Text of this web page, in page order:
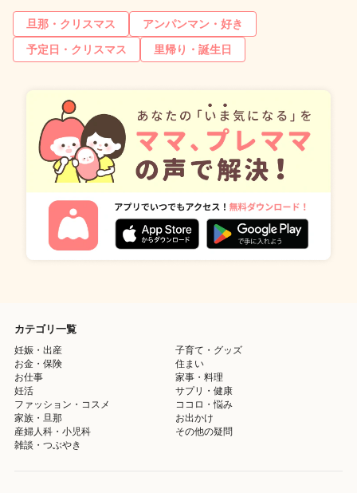
旦那・クリスマス
アンパンマン・好き
予定日・クリスマス
里帰り・誕生日
カテゴリ一覧
妊娠・出産
子育て・グッズ
お金・保険
住まい
お仕事
家事・料理
妊活
サプリ・健康
ファッション・コスメ
ココロ・悩み
家族・旦那
お出かけ
産婦人科・小児科
その他の疑問
雑談・つぶやき